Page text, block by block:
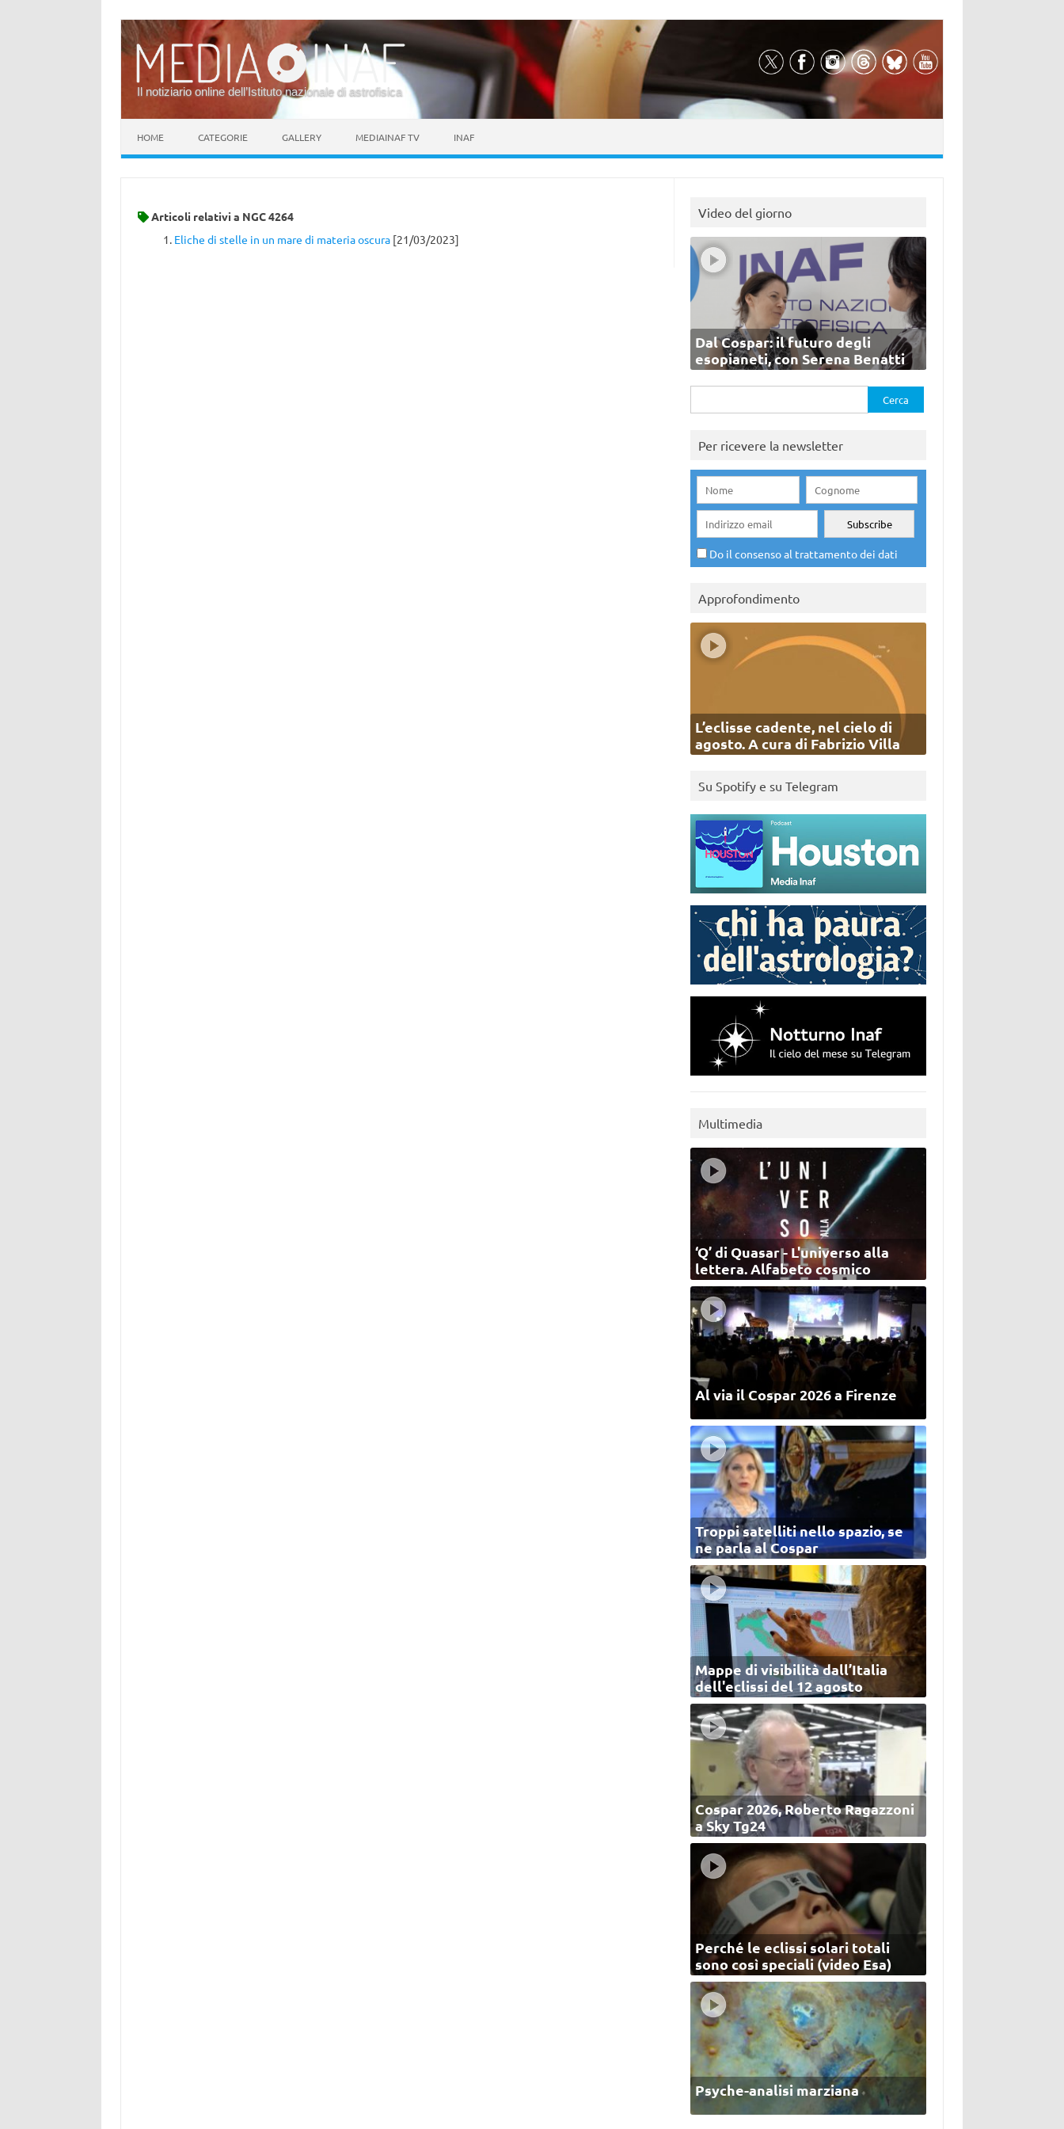
Il notiziario online dell’Istituto nazionale di astrofisica
HOME CATEGORIE GALLERY MEDIAINAF TV INAF
Articoli relativi a NGC 4264
Eliche di stelle in un mare di materia oscura[21/03/2023]
Video del giorno
Dal Cospar: il futuro degli
esopianeti, con Serena Benatti
per:
Per ricevere la newsletter
Do il consenso al trattamento dei dati
Approfondimento
L’eclisse cadente, nel cielo di
agosto. A cura di Fabrizio Villa
Su Spotify e su Telegram
Multimedia
‘Q’ di Quasar - L'universo alla
lettera. Alfabeto cosmico
Al via il Cospar 2026 a Firenze
Troppi satelliti nello spazio, se
ne parla al Cospar
Mappe di visibilità dall’Italia
dell'eclissi del 12 agosto
Cospar 2026, Roberto Ragazzoni
a Sky Tg24
Perché le eclissi solari totali
sono così speciali (video Esa)
Psyche-analisi marziana